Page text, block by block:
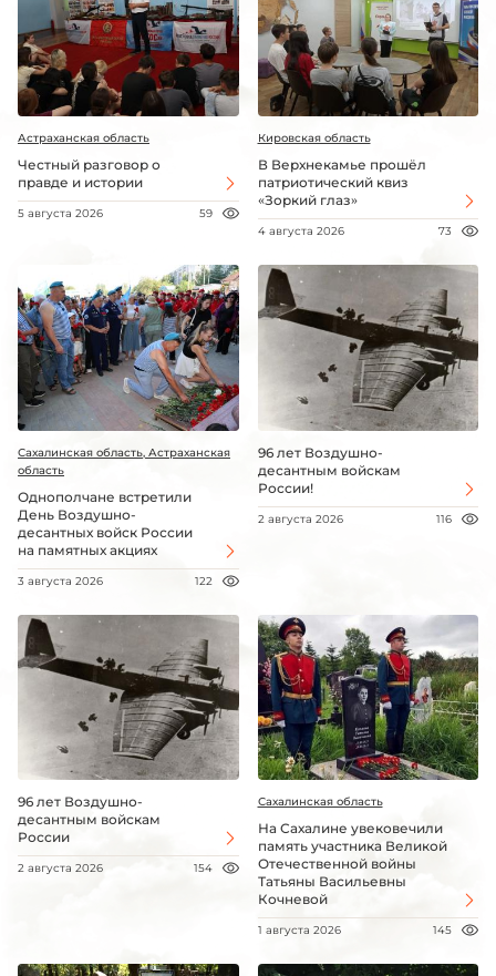
Астраханская область
Честный разговор о
правде и истории
5 августа 2026 59
Кировская область
В Верхнекамье прошёл
патриотический квиз
«Зоркий глаз»
4 августа 2026 73
Сахалинская область, Астраханская
область
Однополчане встретили
День Воздушно-
десантных войск России
на памятных акциях
3 августа 2026 122
96 лет Воздушно-
десантным войскам
России!
2 августа 2026 116
96 лет Воздушно-
десантным войскам
России
2 августа 2026 154
Сахалинская область
На Сахалине увековечили
память участника Великой
Отечественной войны
Татьяны Васильевны
Кочневой
1 августа 2026 145